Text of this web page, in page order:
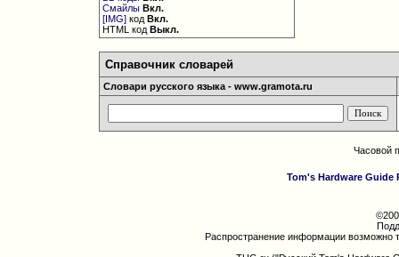
Смайлы Вкл.
[IMG] кодВкл.
HTML кодВыкл.
Справочник словарей
Словари русского языка - www.gramota.ru
Часовой
Tom's Hardware Guide
Распространение информации возможно